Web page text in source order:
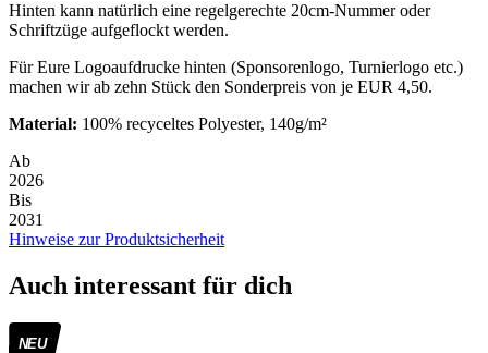
Hinten kann natürlich eine regelgerechte 20cm-Nummer oder
Schriftzüge aufgeflockt werden.
Für Eure Logoaufdrucke hinten (Sponsorenlogo, Turnierlogo etc.)
machen wir ab zehn Stück den Sonderpreis von je EUR 4,50.
Material: 100% recyceltes Polyester, 140g/m²
Ab
2026
Bis
2031
Hinweise zur Produktsicherheit
Auch interessant für dich
NEU